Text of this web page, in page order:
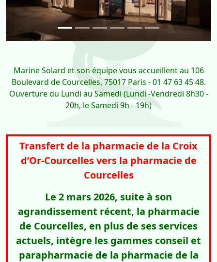
Marine Solard et son équipe vous accueillent au 106
Boulevard de Courcelles, 75017 Paris - 01 47 63 45 48.
Ouverture du Lundi au Samedi (Lundi -Vendredi 8h30 -
20h, le Samedi 9h - 19h)
Transfert de la pharmacie de la Croix
d’Or-Courcelles vers la pharmacie de
Courcelles
Le 2 mars 2026, suite à son
agrandissement récent, la pharmacie
de Courcelles, en plus de ses services
actuels, intègre les gammes conseil et
parapharmacie de la pharmacie de la